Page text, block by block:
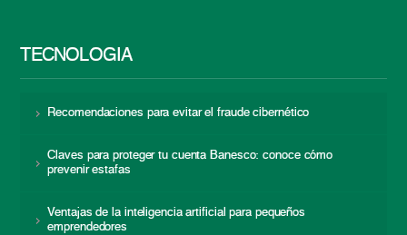
TECNOLOGÍA
Recomendaciones para evitar el fraude cibernético
Claves para proteger tu cuenta Banesco: conoce cómo
prevenir estafas
Ventajas de la inteligencia artificial para pequeños
emprendedores